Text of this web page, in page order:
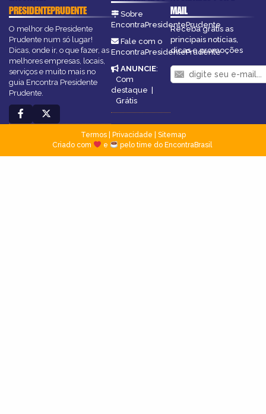
PRESIDENTEPRUDENTE
O melhor de Presidente
Prudente num só lugar!
Dicas, onde ir, o que fazer, as
melhores empresas, locais,
serviços e muito mais no
guia Encontra Presidente
Prudente.
Sobre
EncontraPresidentePrudente
Fale com o
EncontraPresidentePrudente
ANUNCIE:
Com
destaque |
Grátis
MAIL
Receba grátis as
principais notícias,
dicas e promoções
Termos| Privacidade
Sitemap
Criado com
e pelo time do EncontraBrasil